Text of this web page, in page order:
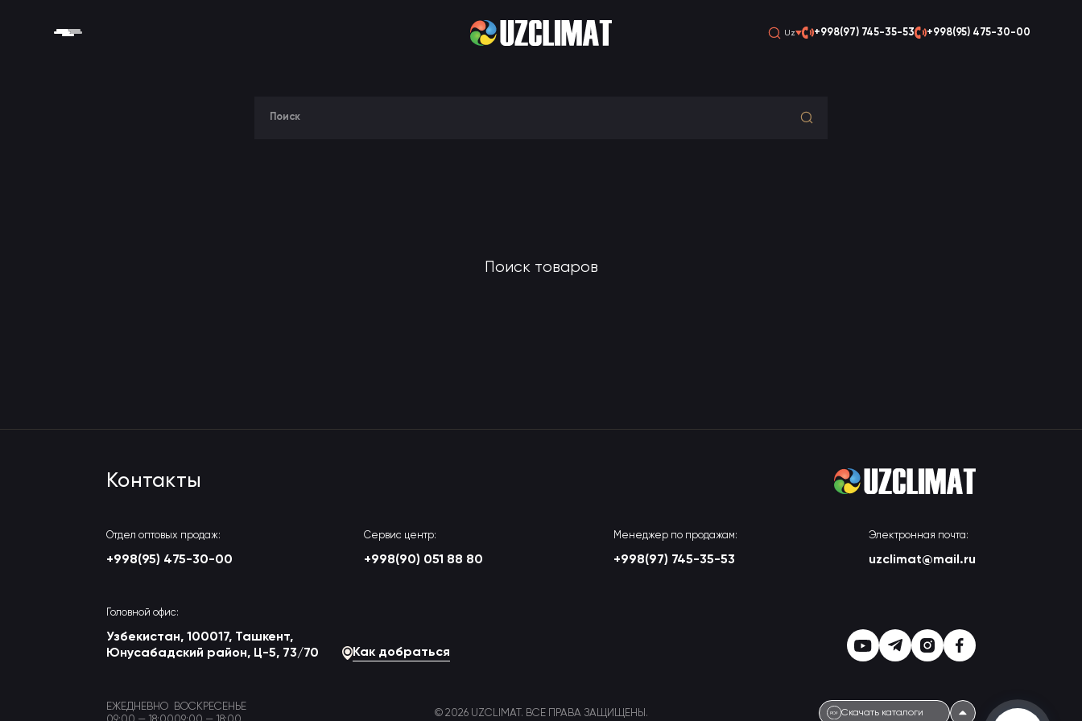
Uz +998(97) 745-35-53 +998(95) 475-30-00
Поиск товаров
Контакты
Отдел оптовых продаж:
+998(95) 475-30-00
Сервис центр:
+998(90) 051 88 80
Менеджер по продажам:
+998(97) 745-35-53
Электронная почта:
uzclimat@mail.ru
Головной офис:
Узбекистан, 100017, Ташкент,
Юнусабадский район, Ц-5, 73/70
Как добраться
ЕЖЕДНЕВНО
ВОСКРЕСЕНЬЕ
Скачать каталоги
© 2026 UZCLIMAT. ВСЕ ПРАВА ЗАЩИЩЕНЫ.